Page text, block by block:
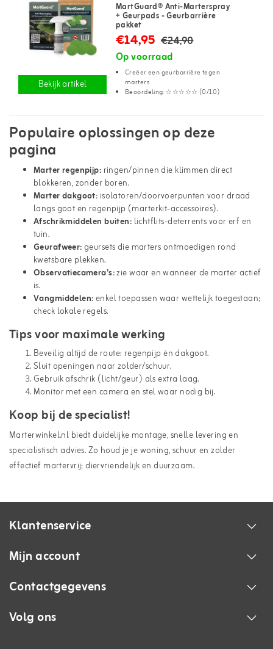
Bekijk artikel
MartGuard® Anti-Marterspray
+ Geurpads - Geurbarrière
pakket
€14,95 €24,90
Op voorraad
Creëer een geurbarrière tegen
marters
Beoordeling: ☆☆☆☆☆ (0/10)
Populaire oplossingen op deze
pagina
Marter regenpijp: ringen/pinnen die klimmen direct
blokkeren, zonder boren.
Marter dakgoot: isolatoren/doorvoerpunten voor draad
langs goot en regenpijp (marterkit-accessoires).
Afschrikmiddelen buiten: lichtflits-deterrents voor erf en
tuin.
Geurafweer:geursets die marters ontmoedigen rond
kwetsbare plekken.
Observatiecamera’s:zie waar en wanneer de marter actief
is.
Vangmiddelen:enkel toepassen waar wettelijk toegestaan;
check lokale regels.
Tips voor maximale werking
Beveilig altijd de route: regenpijp én dakgoot.
Sluit openingen naar zolder/schuur.
Gebruik afschrik (licht/geur) als extra laag.
Monitor met een camera en stel waar nodig bij.
Koop bij de specialist!
Marterwinkel.nl biedt duidelijke montage, snelle levering en
specialistisch advies. Zo houd je je woning, schuur en zolder
effectief martervrij; diervriendelijk en duurzaam.
Klantenservice
Mijn account
Contactgegevens
Volg ons